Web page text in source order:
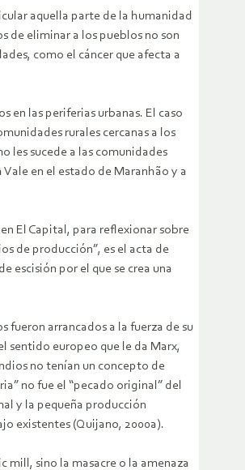
aquella parte de la humanidad
de eliminar a los pueblos no son
como el cáncer que afecta a
en las periferias urbanas. El caso
rurales cercanas a los
les sucede a las comunidades
en el estado de Maranhão y a
El Capital, para reflexionar sobre
de producción”, es el acta de
escisión por el que se crea una
fueron arrancados a la fuerza de su
sentido europeo que le da Marx,
no tenían un concepto de
no fue el “pecado original” del
y la pequeña producción
existentes (Quijano, 2000a).
sino la masacre o la amenaza